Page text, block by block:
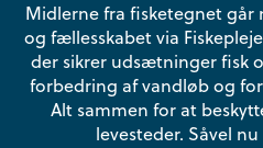
Midlerne fra fisketegnet
og fællesskabet via
der sikrer udsætninger fisk
forbedring af vandløb og
Alt sammen for at
levesteder. Såvel